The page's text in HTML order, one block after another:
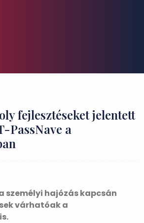
fejlesztéseket jelentett
PassNave a
személyi hajózás kapcsán
várhatóak a